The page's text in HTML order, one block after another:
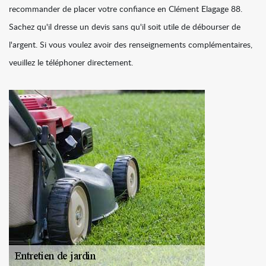
recommander de placer votre confiance en Clément Elagage 88.
Sachez qu'il dresse un devis sans qu'il soit utile de débourser de
l'argent. Si vous voulez avoir des renseignements complémentaires,
veuillez le téléphoner directement.